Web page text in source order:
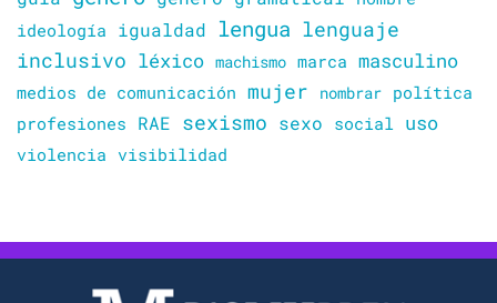
ideología igualdad lengua lenguaje
inclusivo léxico machismo marca masculino
medios de comunicación mujer nombrar política
profesiones RAE sexismo sexo social uso
violencia visibilidad